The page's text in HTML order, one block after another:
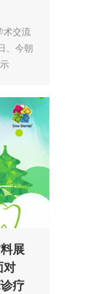
术交流
、今朝
展
对
疗